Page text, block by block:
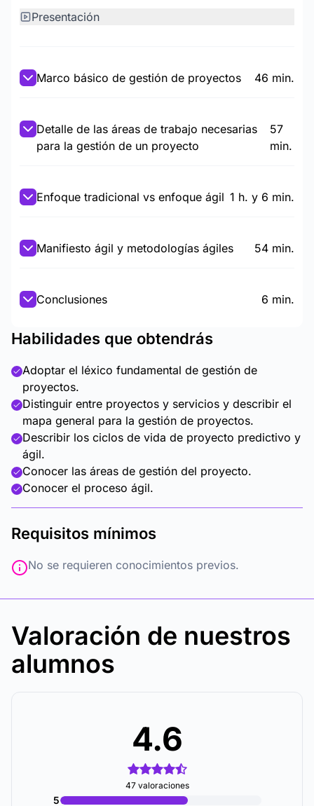
Presentación
Marco básico de gestión de proyectos 46 min.
Detalle de las áreas de trabajo necesarias
para la gestión de un proyecto
57
min.
Enfoque tradicional vs enfoque ágil 1 h. y 6 min.
Manifiesto ágil y metodologías ágiles 54 min.
Conclusiones 6 min.
Habilidades que obtendrás
Adoptar el léxico fundamental de gestión de
proyectos.
Distinguir entre proyectos y servicios y describir el
mapa general para la gestión de proyectos.
Describir los ciclos de vida de proyecto predictivo y
ágil.
Conocer las áreas de gestión del proyecto.
Conocer el proceso ágil.
Requisitos mínimos
No se requieren conocimientos previos.
Valoración de nuestros
alumnos
4.6
47 valoraciones
5